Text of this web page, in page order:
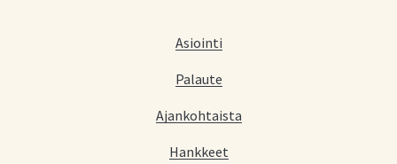
Asiointi
Palaute
Ajankohtaista
Hankkeet